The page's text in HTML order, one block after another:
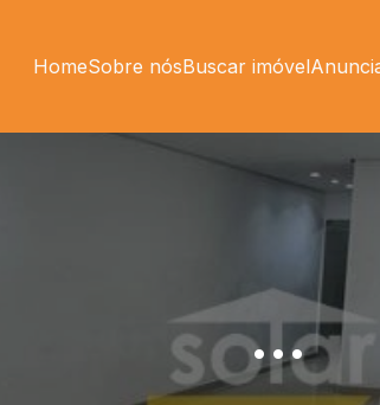
HomeSobre nósBuscar imóvel
...